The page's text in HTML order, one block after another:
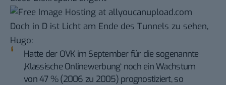
Doch in D ist Licht am Ende des Tunnels zu sehen,
Hugo:
Hatte der OVK im September für die sogenannte
‚Klassische Onlinewerbung‘ noch ein Wachstum
von 47 % (2006 zu 2005) prognostiziert, so